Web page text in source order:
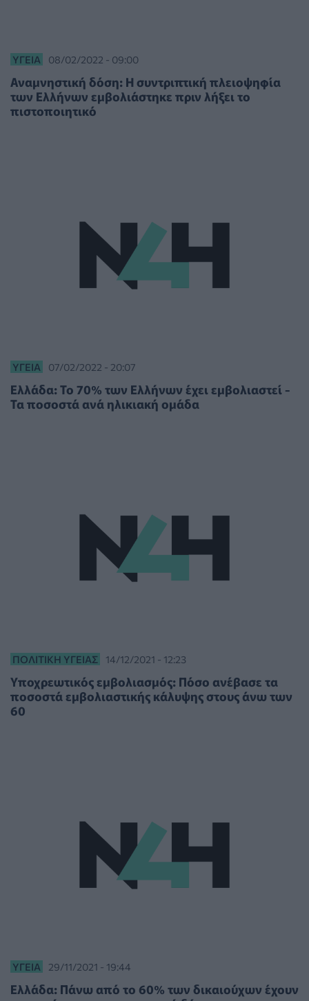
ΥΓΕΊΑ 08/02/2022 - 09:00
Αναμνηστική δόση: Η συντριπτική πλειοψηφία
των Ελλήνων εμβολιάστηκε πριν λήξει το
πιστοποιητικό
ΥΓΕΊΑ 07/02/2022 - 20:07
Ελλάδα: Το 70% των Ελλήνων έχει εμβολιαστεί -
Τα ποσοστά ανά ηλικιακή ομάδα
ΠΟΛΙΤΙΚΉ ΥΓΕΊΑΣ 14/12/2021 - 12:23
Υποχρεωτικός εμβολιασμός: Πόσο ανέβασε τα
ποσοστά εμβολιαστικής κάλυψης στους άνω των
60
ΥΓΕΊΑ 29/11/2021 - 19:44
Ελλάδα: Πάνω από το 60% των δικαιούχων έχουν